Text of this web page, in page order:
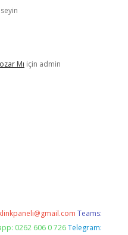
Mı için admin
Teams:
0262 606 0 726 Telegram: